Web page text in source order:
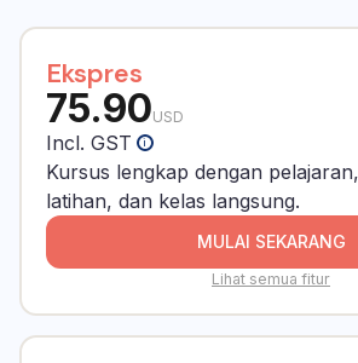
Ekspres
75.90USD
Incl. GST i
Kursus lengkap dengan
latihan, dan kelas langsung.
MULAI SEKARANG
Lihat semua fitur